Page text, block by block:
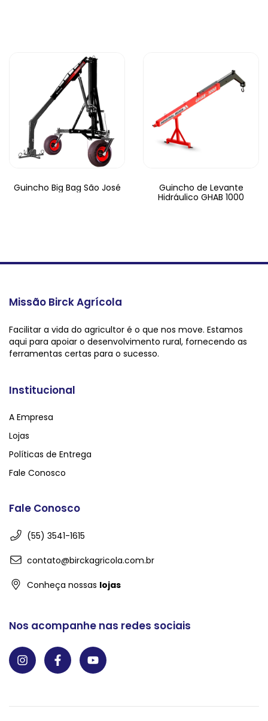
Guincho Big Bag São José
Guincho de Levante
Hidráulico GHAB 1000
Missão Birck Agrícola
Facilitar a vida do agricultor é o que nos move. Estamos
aqui para apoiar o desenvolvimento rural, fornecendo as
ferramentas certas para o sucesso.
Institucional
A Empresa
Lojas
Políticas de Entrega
Fale Conosco
Fale Conosco
(55) 3541-1615
contato@birckagricola.com.br
Conheça nossas lojas
Nos acompanhe nas redes sociais